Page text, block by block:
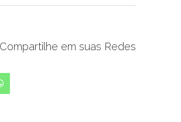
em suas Redes